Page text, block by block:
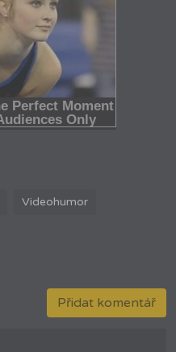
Videohumor
Přidat komentář